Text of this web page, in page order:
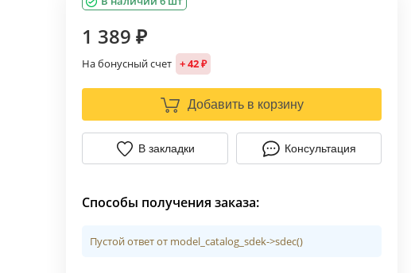
1 389 ₽
На бонусный счет + 42 ₽
Добавить в корзину
В закладки Консультация
Способы получения заказа:
Пустой ответ от model_catalog_sdek->sdec()